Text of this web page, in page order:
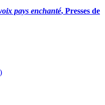
pays enchanté, Presses de